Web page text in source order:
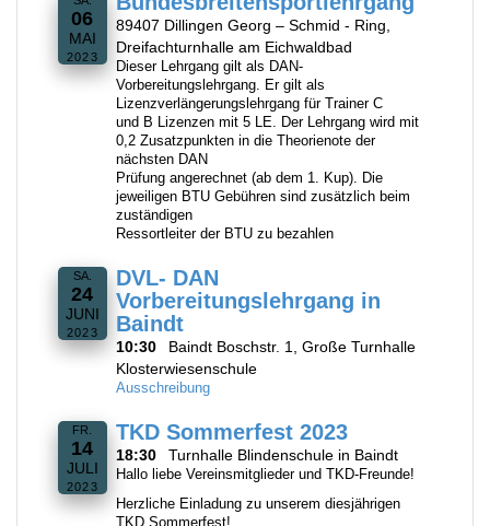
06
MAI
2023
89407 Dillingen Georg – Schmid - Ring,
Dreifachturnhalle am Eichwaldbad
Dieser Lehrgang gilt als DAN-
Vorbereitungslehrgang. Er gilt als
Lizenzverlängerungslehrgang für Trainer C
und B Lizenzen mit 5 LE. Der Lehrgang wird mit
0,2 Zusatzpunkten in die Theorienote der
nächsten DAN
Prüfung angerechnet (ab dem 1. Kup). Die
jeweiligen BTU Gebühren sind zusätzlich beim
zuständigen
Ressortleiter der BTU zu bezahlen
SA.
24
JUNI
2023
DVL- DAN
Vorbereitungslehrgang in
Baindt
10:30
Baindt Boschstr. 1, Große Turnhalle
Klosterwiesenschule
Ausschreibung
FR.
14
JULI
2023
TKD Sommerfest 2023
18:30 Turnhalle Blindenschule in Baindt
Hallo liebe Vereinsmitglieder und TKD-Freunde!
Herzliche Einladung zu unserem diesjährigen